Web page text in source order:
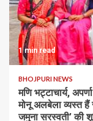
1 min read
BHOJPURI NEWS
मणि भट्टाचार्य,
मोनू अलबेला व्यस्त हैं
जमुना सरस्वती’ की